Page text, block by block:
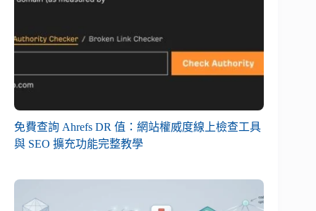
免費查詢 Ahrefs DR 值：網站權威度線上檢查工具
與 SEO 擴充功能完整教學